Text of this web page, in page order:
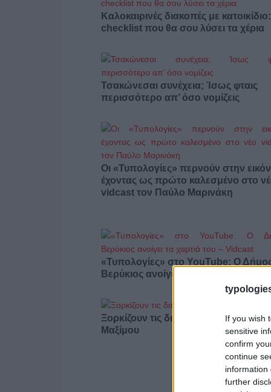
If you wish
sensitive
confirm
continue
information
further
Καλοκαιρινές διακοπές με
checklist που θα σου λύσει τα χέρια
Τσακώνεσαι συνέχεια; Ίσως φταις
περισσότερο απ’ όσο νομίζεις
Οι «Τυπολογίες» περνούν στην
έχοντας ως πρώτο καλεσμένο στο
vidcast τον Παύλο Μαρινάκη
«Τυπολογίες» στο YouTube: Ο
Βερύκιος ανοίγει τα χαρτιά του –
Ξορκίζουν τις διπλές εκλογές στο
Μαξίμου